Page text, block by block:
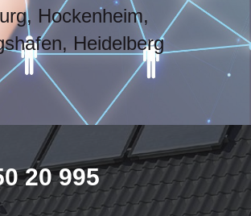
Hockenheim,
Heidelberg
20 995